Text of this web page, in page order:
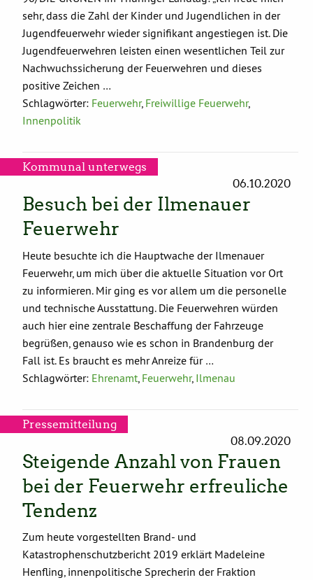
sehr, dass die Zahl der Kinder und Jugendlichen in der
Jugendfeuerwehr wieder signifikant angestiegen ist. Die
Jugendfeuerwehren leisten einen wesentlichen Teil zur
Nachwuchssicherung der Feuerwehren und dieses
positive Zeichen …
Schlagwörter: Feuerwehr, Freiwillige Feuerwehr,
Innenpolitik
Kommunal unterwegs
06.10.2020
Besuch bei der Ilmenauer
Feuerwehr
Heute besuchte ich die Hauptwache der Ilmenauer
Feuerwehr, um mich über die aktuelle Situation vor Ort
zu informieren. Mir ging es vor allem um die personelle
und technische Ausstattung. Die Feuerwehren würden
auch hier eine zentrale Beschaffung der Fahrzeuge
begrüßen, genauso wie es schon in Brandenburg der
Fall ist. Es braucht es mehr Anreize für …
Schlagwörter: Ehrenamt Feuerwehr, Ilmenau
Pressemitteilung
08.09.2020
Steigende Anzahl von Frauen
bei der Feuerwehr erfreuliche
Tendenz
Zum heute vorgestellten Brand- und
Katastrophenschutzbericht 2019 erklärt Madeleine
Henfling, innenpolitische Sprecherin der Fraktion